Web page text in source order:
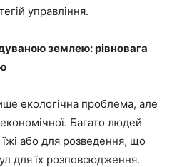
управління.
землею: рівновага
екологічна проблема, але
Багато людей
або для розведення, що
для їх розповсюдження.